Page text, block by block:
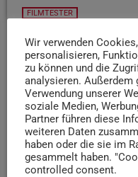
FILMTESTER
KW 48: Zoomania 2
Der November in Trier
gemütlichen Kinoabend
die ganze Familie
ausbricht, sind zwei
Judy!
Was
weiß Filmtesterin Dori:
today 27. NOVEMBER 2025
Wir verwenden
personalisieren,
zu können und die
analysieren. Außerdem
Verwendung unserer
soziale Medien,
Partner führen diese
weiteren Daten
haben oder die sie im
gesammelt haben.
controlled consent.